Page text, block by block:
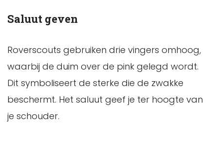
Saluut geven
Roverscouts gebruiken drie vingers omhoog,
waarbij de duim over de pink gelegd wordt.
Dit symboliseert de sterke die de zwakke
beschermt. Het saluut geef je ter hoogte van
je schouder.